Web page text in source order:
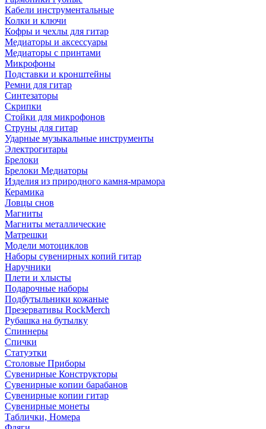
Кабели инструментальные
Колки и ключи
Кофры и чехлы для гитар
Медиаторы и аксессуары
Медиаторы с принтами
Микрофоны
Подставки и кронштейны
Ремни для гитар
Синтезаторы
Скрипки
Стойки для микрофонов
Струны для гитар
Ударные музыкальные инструменты
Электрогитары
Брелоки
Брелоки Медиаторы
Изделия из природного камня-мрамора
Керамика
Ловцы снов
Магниты
Магниты металлические
Матрешки
Модели мотоциклов
Наборы сувенирных копий гитар
Наручники
Плети и хлысты
Подарочные наборы
Подбутыльники кожаные
Презервативы RockMerch
Рубашка на бутылку
Спиннеры
Спички
Статуэтки
Столовые Приборы
Сувенирные Конструкторы
Сувенирные копии барабанов
Сувенирные копии гитар
Сувенирные монеты
Таблички, Номера